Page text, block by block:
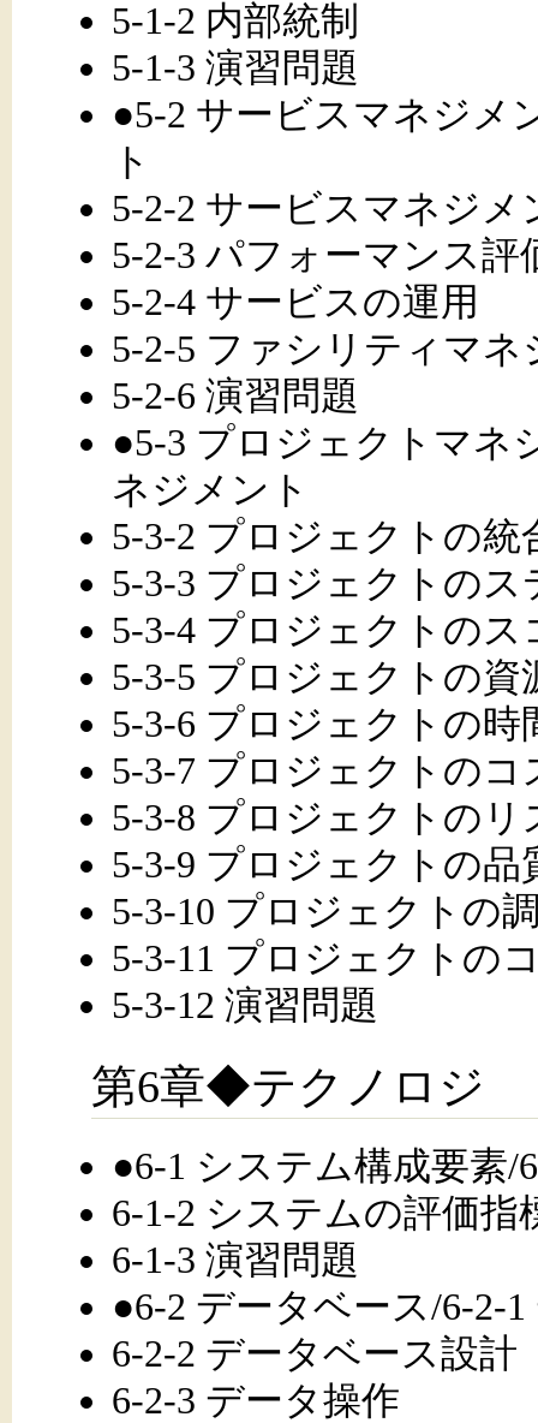
5-1-2 内部統制
5-1-3 演習問題
●5-2 サービスマネジメ
ト
5-2-2 サービスマネジ
5-2-3 パフォーマンス評
5-2-4 サービスの運用
5-2-5 ファシリティマネ
5-2-6 演習問題
●5-3 プロジェクトマネ
ネジメント
5-3-2 プロジェクトの統
5-3-3 プロジェクトの
5-3-4 プロジェクトのス
5-3-5 プロジェクトの資
5-3-6 プロジェクトの時
5-3-7 プロジェクトのコ
5-3-8 プロジェクトのリ
5-3-9 プロジェクトの品
5-3-10 プロジェクトの
5-3-11 プロジェクトの
5-3-12 演習問題
第6章◆テクノロジ
●6-1 システム構成要素/
6-1-2 システムの評価指
6-1-3 演習問題
●6-2 データベース/6-2-
6-2-2 データベース設計
6-2-3 データ操作